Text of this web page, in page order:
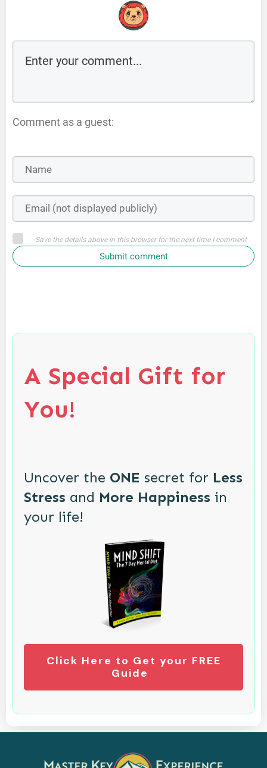
Comment as a guest:
Save the details above in this browser for the next time I comment
Submit comment
A Special Gift for
You!
Uncover the ONE secret for Less
Stress and More Happiness in
your life!
Click Here to Get your FREE
Guide